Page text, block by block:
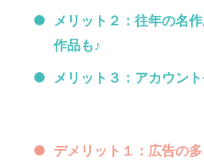
メリット２：往年の名
作品も♪
メリット３：アカウント
デメリット１：広告の多